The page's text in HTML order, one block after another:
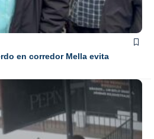
en corredor Mella evita